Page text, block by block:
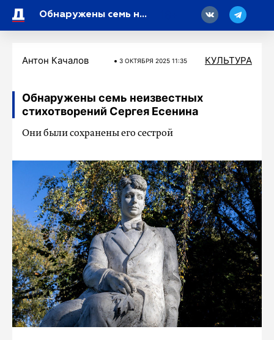
Обнаружены семь неизвестных стихотворений Сергея Есенина
Антон Качалов 3 ОКТЯБРЯ 2025 11:35 КУЛЬТУРА
Обнаружены семь неизвестных
стихотворений Сергея Есенина
Они были сохранены его сестрой